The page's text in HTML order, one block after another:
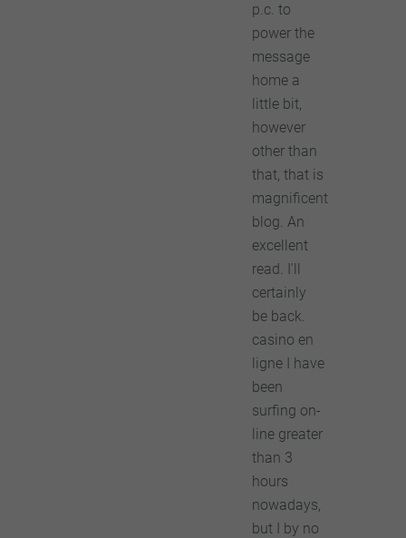
p.c. to
power the
message
home a
little bit,
however
other than
that, that is
magnificent
blog. An
excellent
read. I'll
certainly
be back.
casino en
ligne I have
been
surfing on-
line greater
than 3
hours
nowadays,
but I by no